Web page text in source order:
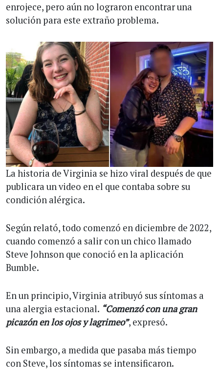
enrojece, pero aún no lograron encontrar una
solución para este extraño problema.
La historia de Virginia se hizo viral después de que
publicara un video en el que contaba sobre su
condición alérgica.
Según relató, todo comenzó en diciembre de 2022,
cuando comenzó a salir con un chico llamado
Steve Johnson que conoció en la aplicación
Bumble.
En un principio, Virginia atribuyó sus síntomas a
una alergia estacional. “Comenzó con una gran
picazón en los ojos y lagrimeo”, expresó.
Sin embargo, a medida que pasaba más tiempo
con Steve, los síntomas se intensificaron.